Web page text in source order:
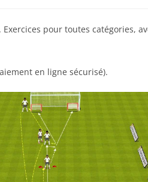
pour toutes catégories,
en ligne sécurisé).